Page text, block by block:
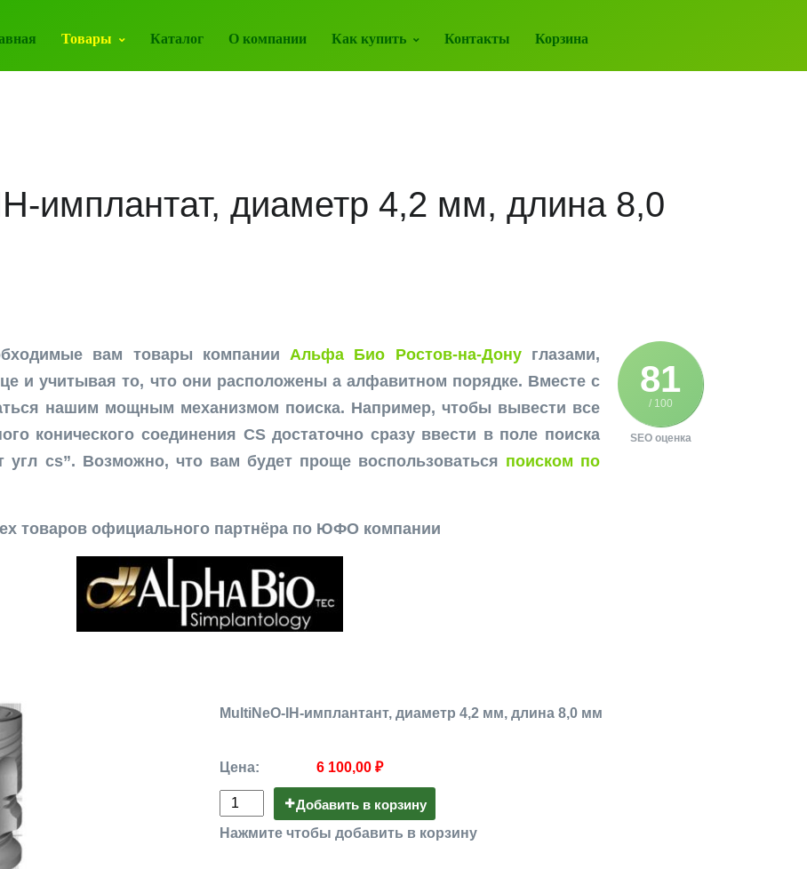
Товары Каталог О компании Как купить Контакты Корзина
имплантат, диаметр 4,2 мм, длина 8,0
81
/ 100
SEO оценка
вам товары компанииАльфа Био Ростов-на-Донуглазами,
и учитывая то, что они расположены а алфавитном порядке. Вместе с
нашим мощным механизмом поиска. Например, чтобы вывести все
конического соединения CS достаточно сразу ввести в поле поиска
угл cs”. Возможно, что вам будет проще воспользоваться поиском по
товаров официального партнёра по ЮФО компании
MultiNeO-IH-имплантант, диаметр 4,2 мм, длина 8,0 мм
Цена: 6 100,00 ₽
Добавить в корзину
Нажмите чтобы добавить в корзину